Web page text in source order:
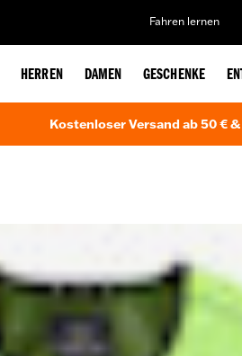
Fahren lernen
HERREN DAMEN GESCHENKE
Kostenloser Versand ab 50 €